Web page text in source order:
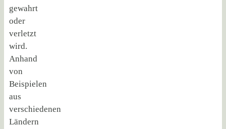
gewahrt
oder
verletzt
wird.
Anhand
von
Beispielen
aus
verschiedenen
Ländern